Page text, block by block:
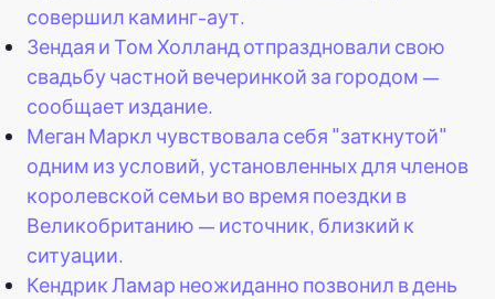
совершил каминг-аут.
Зендая и Том Холланд отпраздновали свою
свадьбу частной вечеринкой за городом —
сообщает издание.
Меган Маркл чувствовала себя "заткнутой"
одним из условий, установленных для членов
королевской семьи во время поездки в
Великобританию — источник, близкий к
ситуации.
Кендрик Ламар неожиданно позвонил в день